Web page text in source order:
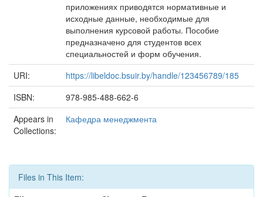
приложениях приводятся нормативные и
исходные данные, необходимые для
выполнения курсовой работы. Пособие
предназначено для студентов всех
специальностей и форм обучения.
URI:
https://libeldoc.bsuir.by/handle/123456789/185
ISBN:
978-985-488-662-6
Appears in
Collections:
Кафедра менеджмента
Files in This Item: